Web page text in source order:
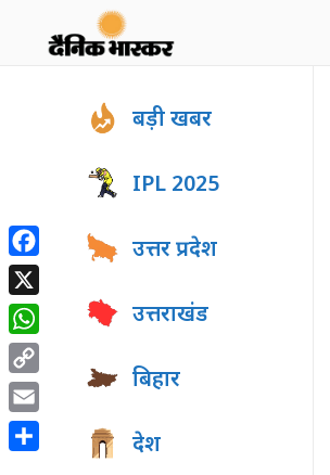
बड़ी खबर
IPL 2025
उत्तर प्रदेश
उत्तराखंड
बिहार
देश
Facebook
X
WhatsApp
Copy
Link
Email